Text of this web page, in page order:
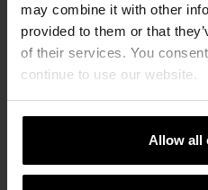
may combine it with other
provided to them or that
of their services. You
continue to use our website.
Allow all
Kategorie
Pressemitteilung, Poroton
Veröffentlichungsdatum
PM – Wohnanlage